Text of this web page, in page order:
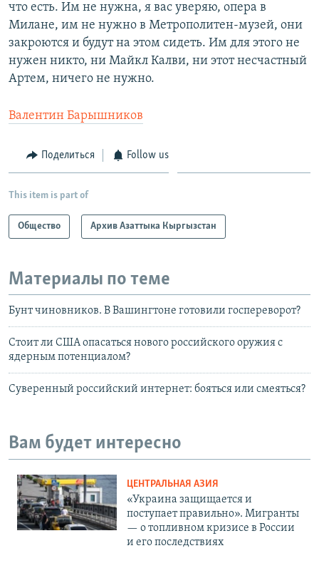
что есть. Им не нужна, я вас уверяю, опера в
Милане, им не нужно в Метрополитен-музей, они
закроются и будут на этом сидеть. Им для этого не
нужен никто, ни Майкл Калви, ни этот несчастный
Артем, ничего не нужно.
Валентин Барышников
Поделиться Follow us
This item is part of
Общество Архив Азаттыка Кыргызстан
Материалы по теме
Бунт чиновников. В Вашингтоне готовили госпереворот?
Стоит ли США опасаться нового российского оружия c
ядерным потенциалом?
Суверенный российский интернет: бояться или смеяться?
Вам будет интересно
ЦЕНТРАЛЬНАЯ АЗИЯ
«Украина защищается и
поступает правильно». Мигранты
— о топливном кризисе в России
и его последствиях